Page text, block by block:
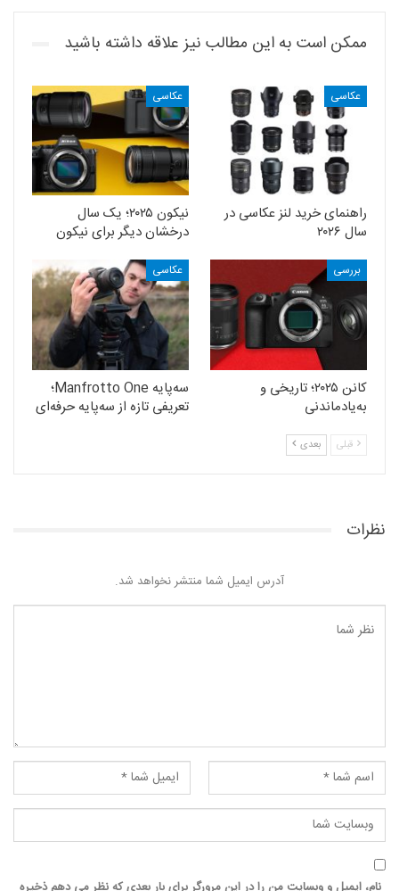
ممکن است به این مطالب نیز علاقه داشته باشید
عکاسی
راهنمای خرید لنز عکاسی در
سال ۲۰۲۶
عکاسی
نیکون ۲۰۲۵؛ یک سال
درخشان دیگر برای نیکون
بررسی
کانن ۲۰۲۵؛ تاریخی و
به‌یادماندنی
عکاسی
سه‌پایه Manfrotto One؛
تعریفی تازه از سه‌پایه حرفه‌ای
قبلی بعدی
نظرات
آدرس ایمیل شما منتشر نخواهد شد.